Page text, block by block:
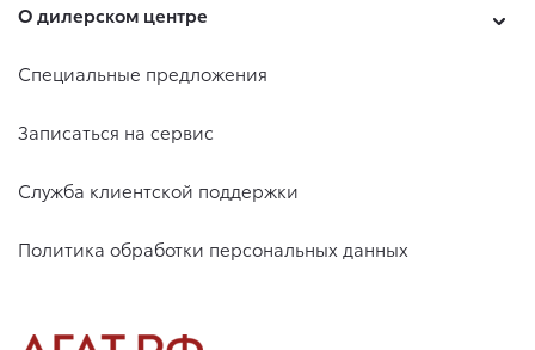
О дилерском центре
Специальные предложения
Записаться на сервис
Служба клиентской поддержки
Политика обработки персональных данных